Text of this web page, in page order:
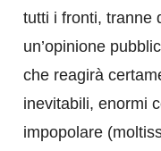
tutti i fronti, tranne
un’opinione
che reagirà
inevitabili, enormi
impopolare